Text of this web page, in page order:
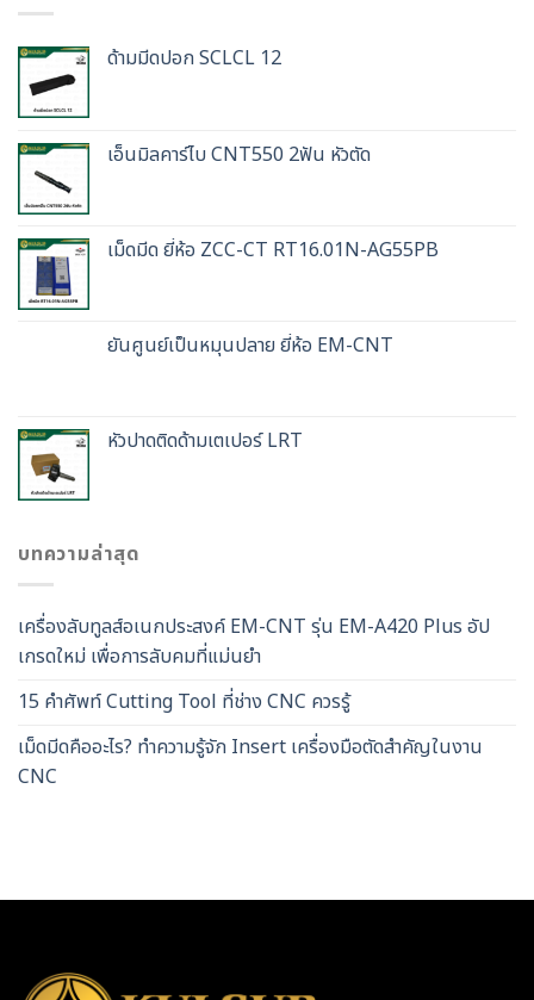
ด้ามมีดปอก SCLCL 12
เอ็นมิลคาร์ไบ CNT550 2ฟัน หัวตัด
เม็ดมีด ยี่ห้อ ZCC-CT RT16.01N-AG55PB
ยันศูนย์เป็นหมุนปลาย ยี่ห้อ EM-CNT
หัวปาดติดด้ามเตเปอร์ LRT
บทความล่าสุด
เครื่องลับทูลส์อเนกประสงค์ EM-CNT รุ่น EM-A420 Plus อัป
เกรดใหม่ เพื่อการลับคมที่แม่นยำ
15 คำศัพท์ Cutting Tool ที่ช่าง CNC ควรรู้
เม็ดมีดคืออะไร? ทำความรู้จัก Insert เครื่องมือตัดสำคัญในงาน
CNC